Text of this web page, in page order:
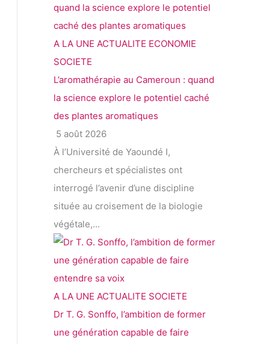
A LA UNE ACTUALITE ECONOMIE
SOCIETE
L’aromathérapie au Cameroun : quand
la science explore le potentiel caché
des plantes aromatiques
5 août 2026
À l’Université de Yaoundé I,
chercheurs et spécialistes ont
interrogé l’avenir d’une discipline
située au croisement de la biologie
végétale,...
A LA UNE ACTUALITE SOCIETE
Dr T. G. Sonffo, l’ambition de former
une génération capable de faire